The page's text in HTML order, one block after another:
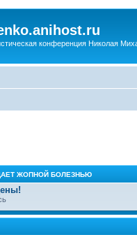
конференция Николая
ЖОПНОЙ БОЛЕЗНЬЮ